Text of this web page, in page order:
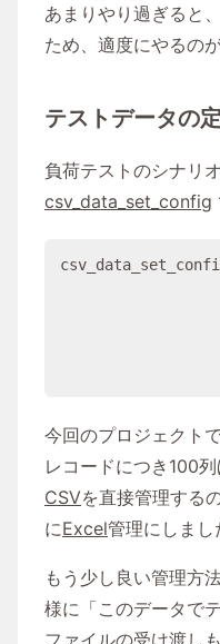
あまりやり過ぎると
ため、適度にやるの
テストデータの
負荷テストのシナリ
csv_data_set_config
今回のプロジェクト
レコードにつき100
CSVを直接管理する
にExcel管理にしまし
もう少し良い管理方
様に「このデータで
ファイルの受け渡し